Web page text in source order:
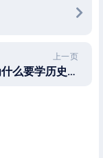
上一页
终于明白，我们为什么要学历史！[转载]